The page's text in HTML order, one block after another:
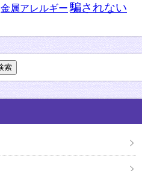
金属アレルギー 騙されない